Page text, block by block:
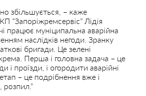
збільшується, – каже
“Запоріжремсервіс” Лідія
працює муніципальна аварійна
наслідків негоди. Зранку
бригади. Це зелені
Перша і головна задача – це
і проїзди, і огородити аварійні
– це подрібнення вже і
розпил.”